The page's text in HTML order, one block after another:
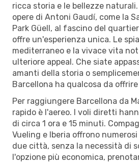
ricca storia e le bellezze
opere di Antoni Gaudí, come la
Park Güell, al fascino del
offre un'esperienza unica. Le
mediterraneo e la vivace vita
ulteriore appeal. Che siate
amanti della storia o
Barcellona ha qualcosa da
Per raggiungere Barcellona da
rapido è l'aereo. I voli diretti
di circa 1 ora e 15 minuti.
Vueling e Iberia offrono
due città, senza la necessità di
l'opzione più economica,